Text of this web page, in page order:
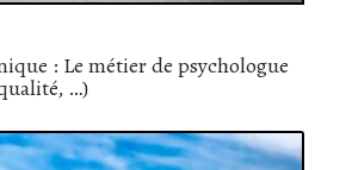
: Le métier de psychologue
…)